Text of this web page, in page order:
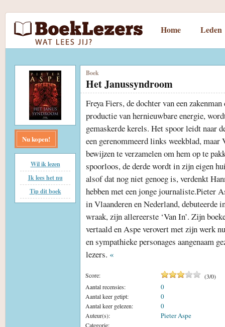
Home Leden
Nu kopen!
Wil ik lezen
Ik lees het nu
Tip dit boek
Boek
Het Janussyndroom
Freya Fiers, de dochter van een
productie van hernieuwbare energie,
gemaskerde kerels. Het spoor leidt naar
een gerenommeerd links weekblad,
bewijzen te verzamelen om hem op te
spoorloos, de derde wordt in zijn eigen
alsof dat nog niet genoeg is, verdenkt
hebben met een jonge journaliste.Pieter
in Vlaanderen en Nederland, debuteerde
wraak, zijn allereerste ‘Van In’. Zijn
vertaald en Aspe verovert met zijn werk
en sympathieke personages aangenaam
lezers. «
Score: (3/0)
Aantal recensies:
0
Aantal keer getipt: 0
Aantal keer gelezen: 0
Auteur(s): Pieter Aspe
Categorie: